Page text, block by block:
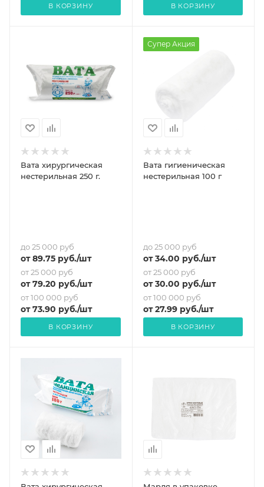
В КОРЗИНУ В КОРЗИНУ
Вата хирургическая
нестерильная 250 г.
до 25 000 руб
от89.75 руб./шт
от 25 000 руб
от79.20 руб./шт
от 100 000 руб
от73.90 руб./шт
В КОРЗИНУ
Супер Акция
Вата гигиеническая
нестерильная 100 г
до 25 000 руб
от34.00 руб./шт
от 25 000 руб
от30.00 руб./шт
от 100 000 руб
от27.99руб./шт
В КОРЗИНУ